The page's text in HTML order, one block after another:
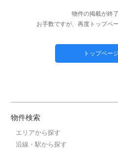
物件の掲載が終
お手数ですが、再度トップペ
トップペー
物件検索
エリアから探す
沿線・駅から探す